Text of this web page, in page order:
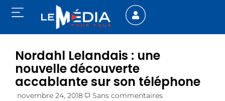
Nordahl Lelandais : une
nouvelle découverte
accablante sur son téléphone
novembre 24, 2018 Sans commentaires